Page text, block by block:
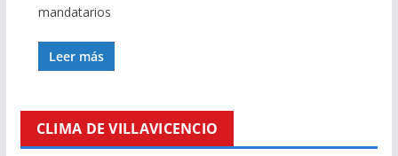
mandatarios
Leer más
CLIMA DE VILLAVICENCIO